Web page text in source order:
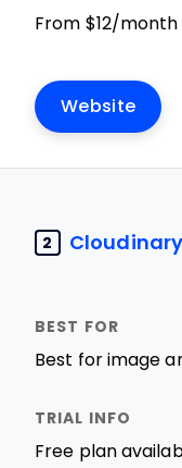
From $12/
Website
2 Cloudinary
Best for image
Free plan